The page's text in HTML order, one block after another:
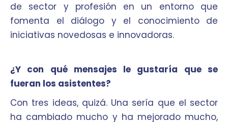
de sector y profesión en un entorno que
fomenta el diálogo y el conocimiento de
iniciativas novedosas e innovadoras.
¿Y con qué mensajes le gustaría que se
fueran los asistentes?
Con tres ideas, quizá. Una sería que el sector
ha cambiado mucho y ha mejorado mucho,